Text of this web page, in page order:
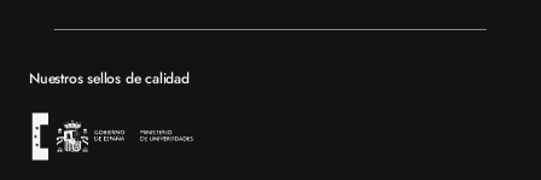
Bolsa de empleo
Nuestros sellos de calidad